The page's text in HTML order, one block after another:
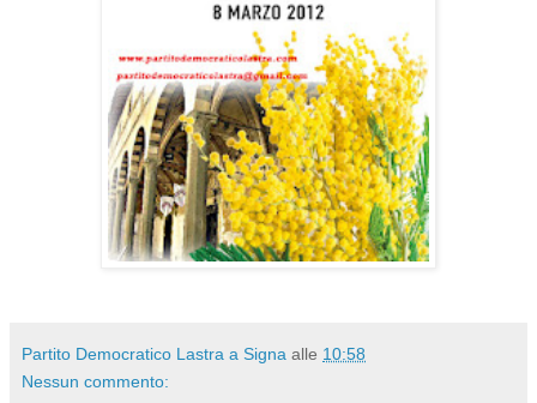
Partito Democratico Lastra a Signa alle 10:58
Nessun commento: